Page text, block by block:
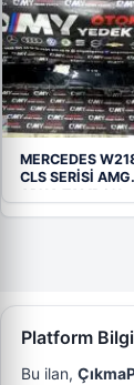
MERCEDES
CLS SERİSİ AMG
ARKA TAMPON…
Platform
Bu ilan,